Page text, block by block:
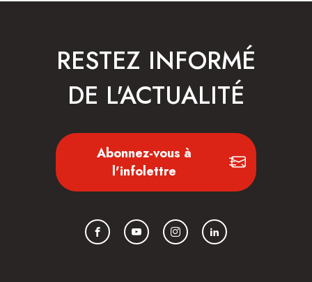
RESTEZ INFORMÉ
DE L'ACTUALITÉ
Abonnez-vous à
l'infolettre
FacebookYouTubeInstagramLinkedIn